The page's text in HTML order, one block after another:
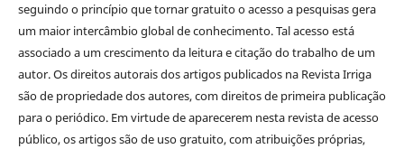
seguindo o princípio que tornar gratuito o acesso a pesquisas gera
um maior intercâmbio global de conhecimento. Tal acesso está
associado a um crescimento da leitura e citação do trabalho de um
autor. Os direitos autorais dos artigos publicados na Revista Irriga
são de propriedade dos autores, com direitos de primeira publicação
para o periódico. Em virtude de aparecerem nesta revista de acesso
público, os artigos são de uso gratuito, com atribuições próprias,